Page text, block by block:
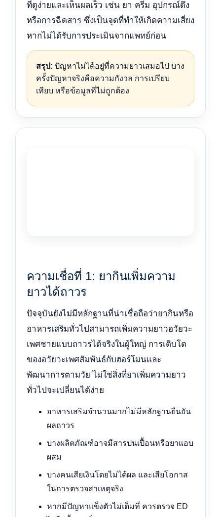
ที่ดูง่ายและเห็นผลเร็ว เช่น ยา ครีม อุปกรณ์ดึง
หรือการฉีดสาร ซึ่งเป็นจุดที่ทำให้เกิดความเสี่ยง
หากไม่ได้รับการประเมินจากแพทย์ก่อน
สรุป: ปัญหาไม่ได้อยู่ที่ความยาวเสมอไป บาง
ครั้งปัญหาจริงคือความกังวล การเปรียบ
เทียบ หรือข้อมูลที่ไม่ถูกต้อง
ความเชื่อที่ 1: ยากินเพิ่มความ
ยาวได้ถาวร
ปัจจุบันยังไม่มีหลักฐานที่น่าเชื่อถือว่ายากินหรือ
อาหารเสริมทั่วไปสามารถเพิ่มความยาวอวัยวะ
เพศชายแบบถาวรได้จริงในผู้ใหญ่ การเติบโต
ของอวัยวะเพศสัมพันธ์กับฮอร์โมนและ
พัฒนาการตามวัย ไม่ใช่สิ่งที่ยาเพิ่มความยาว
ทั่วไปจะเปลี่ยนได้ง่าย
อาหารเสริมจำนวนมากไม่มีหลักฐานยืนยัน
ผลถาวร
บางผลิตภัณฑ์อาจมีสารปนเปื้อนหรือยาแอบ
ผสม
บางคนเสียเงินโดยไม่ได้ผล และเสียโอกาส
ในการตรวจสาเหตุจริง
หากมีปัญหาแข็งตัวไม่เต็มที่ ควรตรวจ ED